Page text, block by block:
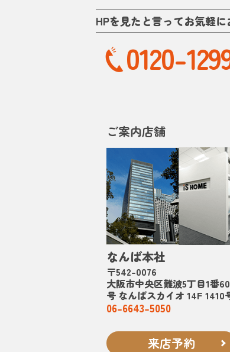
HPを見たと言ってお気軽に
0120-
ご案内店舗
なんば本社
〒542-0076
大阪市中央区難波5丁目1番60
号 なんばスカイオ 14F 1410
06-6643-5050
来店予約